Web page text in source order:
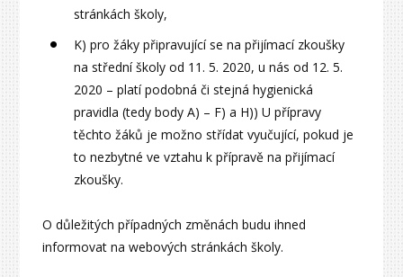
stránkách školy,
K) pro žáky připravující se na přijímací zkoušky
na střední školy od 11. 5. 2020, u nás od 12. 5.
2020 – platí podobná či stejná hygienická
pravidla (tedy body A) – F) a H)) U přípravy
těchto žáků je možno střídat vyučující, pokud je
to nezbytné ve vztahu k přípravě na přijímací
zkoušky.
O důležitých případných změnách budu ihned
informovat na webových stránkách školy.